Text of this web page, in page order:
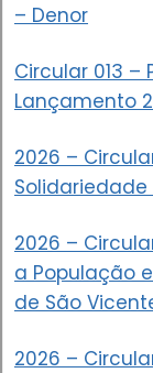
– Denor
Circular 013 –
Lançamento
2026 –
Solidariedade
2026 –
a População
de São
2026 –